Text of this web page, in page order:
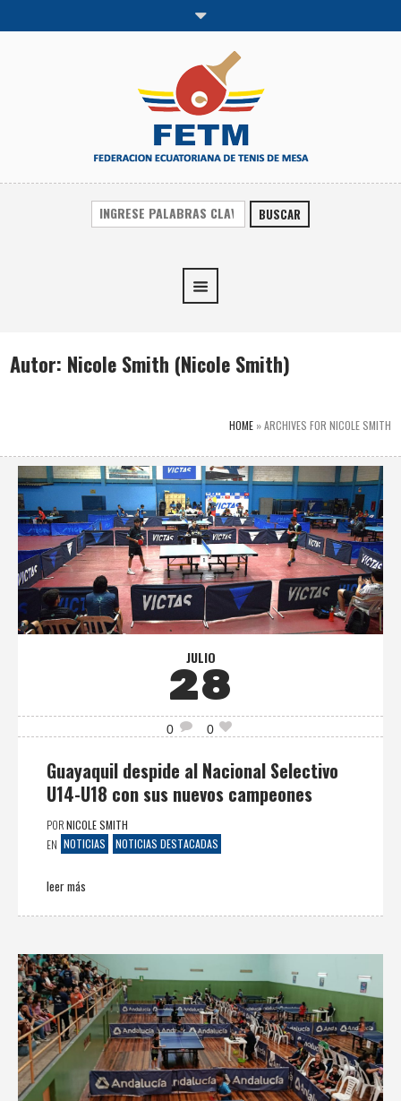
BUSCAR
Autor: Nicole Smith (Nicole Smith)
HOME»ARCHIVES FOR NICOLE SMITH
JULIO
28
0 0
Guayaquil despide al Nacional Selectivo
U14-U18 con sus nuevos campeones
PORNICOLE SMITH
EN NOTICIAS NOTICIAS DESTACADAS
leer más